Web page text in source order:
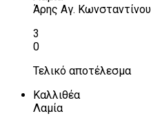
Άρης Αγ. Κωνσταντίνου
3
0
Τελικό αποτέλεσμα
Καλλιθέα
Λαμία